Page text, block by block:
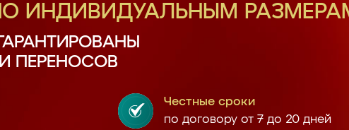
ИНДИВИДУАЛЬНЫМ
ПЕРЕНОСОВ
Честные сроки
по договору от 7 до 20 дней